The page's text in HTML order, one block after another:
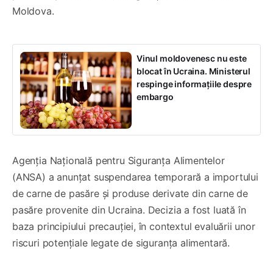
Moldova.
Vinul moldovenesc nu este
blocat în Ucraina. Ministerul
respinge informațiile despre
embargo
Agenția Națională pentru Siguranța Alimentelor
(ANSA) a anunțat suspendarea temporară a importului
de carne de pasăre și produse derivate din carne de
pasăre provenite din Ucraina. Decizia a fost luată în
baza principiului precauției, în contextul evaluării unor
riscuri potențiale legate de siguranța alimentară.